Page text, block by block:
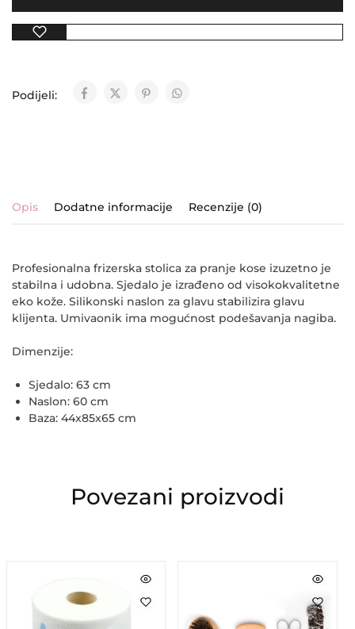
Podijeli:
Opis Dodatne informacije Recenzije (0)
Profesionalna frizerska stolica za pranje kose izuzetno je
stabilna i udobna. Sjedalo je izrađeno od visokokvalitetne
eko kože. Silikonski naslon za glavu stabilizira glavu
klijenta. Umivaonik ima mogućnost podešavanja nagiba.
Dimenzije:
Sjedalo: 63 cm
Naslon: 60 cm
Baza: 44x85x65 cm
Povezani proizvodi